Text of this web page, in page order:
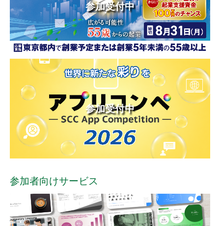
参加受付中
参加受付中
参加者向けサービス